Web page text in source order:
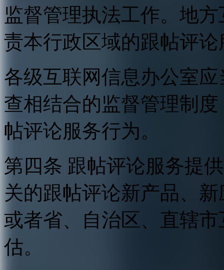
监督管理执法工作。地
责本行政区域的跟帖评
各级互联网信息办公室
查相结合的监督管理制
帖评论服务行为。
第四条 跟帖评论服务提
关的跟帖评论新产品、
或者省、自治区、直辖
估。